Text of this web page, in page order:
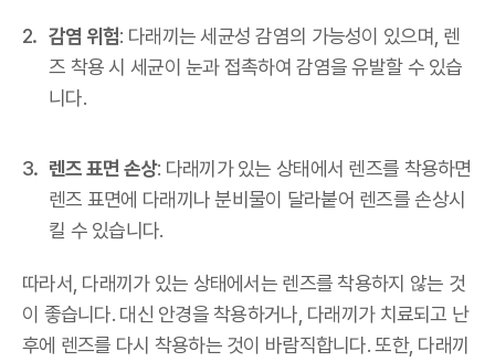
감염 위험: 다래끼는 세균성 감염의 가능성이 있으며, 렌
즈 착용 시 세균이 눈과 접촉하여 감염을 유발할 수 있습
니다.
렌즈 표면 손상: 다래끼가 있는 상태에서 렌즈를 착용하면
렌즈 표면에 다래끼나 분비물이 달라붙어 렌즈를 손상시
킬 수 있습니다.
따라서, 다래끼가 있는 상태에서는 렌즈를 착용하지 않는 것
이 좋습니다. 대신 안경을 착용하거나, 다래끼가 치료되고 난
후에 렌즈를 다시 착용하는 것이 바람직합니다. 또한, 다래끼